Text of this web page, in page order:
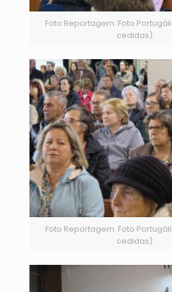
Foto Reportagem: Foto
cedidas)
Foto Reportagem: Foto
cedidas)